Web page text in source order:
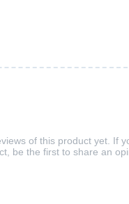
of this product yet. If
be the first to share an